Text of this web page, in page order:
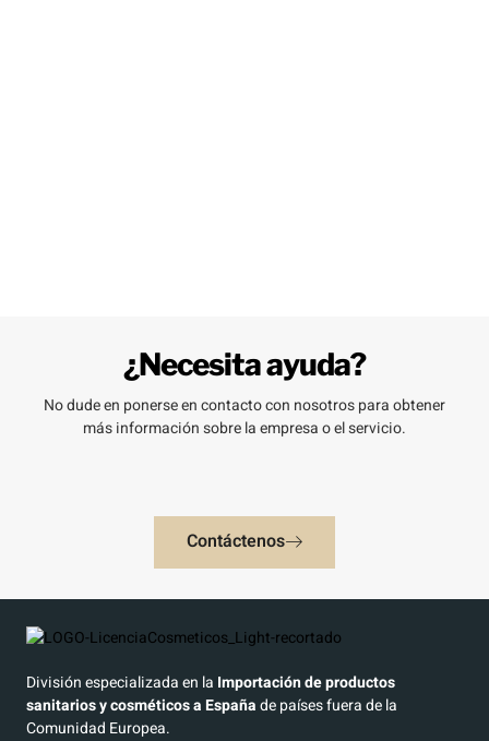
¿Necesita ayuda?
No dude en ponerse en contacto con nosotros para obtener
más información sobre la empresa o el servicio.
Contáctenos
División especializada en la Importación de productos
sanitarios y cosméticos a Españade países fuera de la
Comunidad Europea.